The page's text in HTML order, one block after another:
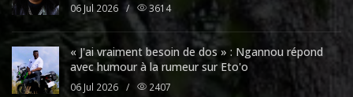
06 Jul 2026 / 3614
« J'ai vraiment besoin de dos » : Ngannou répond
avec humour à la rumeur sur Eto'o
06 Jul 2026 / 2407